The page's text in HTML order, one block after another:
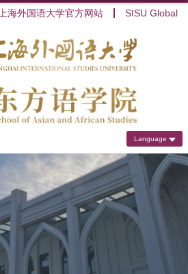
上海外国语大学官方网站 SISU Global
Language